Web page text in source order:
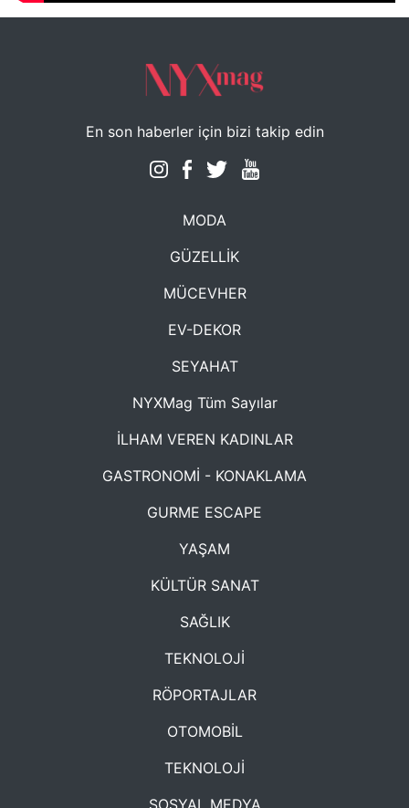
En son haberler için bizi takip edin
MODA
GÜZELLİK
MÜCEVHER
EV-DEKOR
SEYAHAT
NYXMag Tüm Sayılar
İLHAM VEREN KADINLAR
GASTRONOMİ - KONAKLAMA
GURME ESCAPE
YAŞAM
KÜLTÜR SANAT
SAĞLIK
TEKNOLOJİ
RÖPORTAJLAR
OTOMOBİL
TEKNOLOJİ
SOSYAL MEDYA